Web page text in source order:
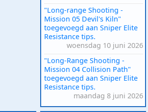
"Long-range Shooting -
Mission 05 Devil's Kiln"
toegevoegd aan Sniper Elite
Resistance tips.
woensdag 10 juni 2026
"Long-Range Shooting -
Mission 04 Collision Path"
toegevoegd aan Sniper Elite
Resistance tips.
maandag 8 juni 2026